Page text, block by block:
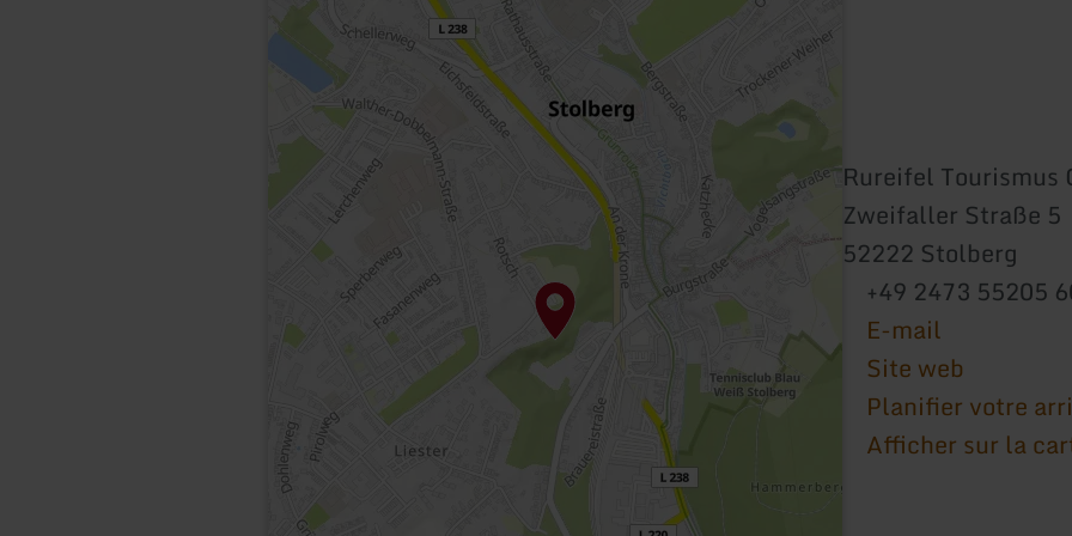
Rureifel Tourismus
Zweifaller Straße 5
52222 Stolberg
+49 2473 55205
E-mail
Site web
Planifier votre
Afficher sur la